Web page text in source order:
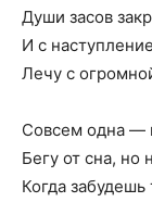
Души засов
И с
Лечу с
Совсем одна —
Бегу от сна, но
Когда